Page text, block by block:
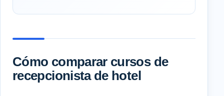
Cómo comparar cursos de
recepcionista de hotel